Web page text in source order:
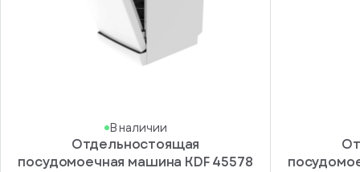
В наличии
Отдельностоящая
посудомоечная машина KDF 45578